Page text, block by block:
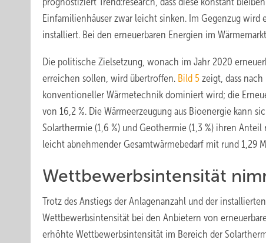
Einfamilienhäuser zwar leicht sinken. Im Gegenzug
installiert. Bei den erneuerbaren Energien im
Die politische Zielsetzung, wonach im Jahr 2020
erreichen sollen, wird übertroffen. Bild 5 zeigt, dass
konventioneller Wärmetechnik dominiert wird; die
von 16,2 %. Die Wärmeerzeugung aus Bioenergie kann
Solarthermie (1,6 %) und Geothermie (1,3 %) ihren
leicht abnehmender Gesamtwärmebedarf mit rund 1,29
Wettbewerbsintensität
Trotz des Anstiegs der Anlagenanzahl und der
Wettbewerbsintensität bei den Anbietern von
erhöhte Wettbewerbsintensität im Bereich der